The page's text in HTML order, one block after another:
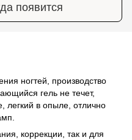
появится
ногтей, производство
гель не течет,
легкий в опыле, отлично
коррекции, так и для